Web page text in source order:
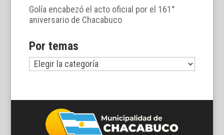
Golía encabezó el acto oficial por el 161°
aniversario de Chacabuco
Por temas
Por
temas